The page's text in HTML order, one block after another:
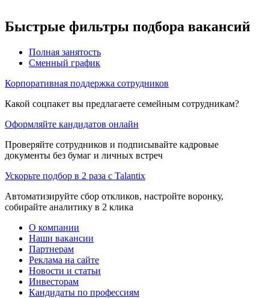
Быстрые фильтры подбора вакансий
Полная занятость
Сменный график
Корпоративная поддержка сотрудников
Какой соцпакет вы предлагаете семейным сотрудникам?
Оформляйте кандидатов онлайн
Проверяйте сотрудников и подписывайте кадровые
документы без бумаг и личных встреч
Ускорьте подбор в 2 раза с Talantix
Автоматизируйте сбор откликов, настройте воронку,
собирайте аналитику в 2 клика
О компании
Наши вакансии
Партнерам
Реклама на сайте
Новости и статьи
Инвесторам
Кандидаты по профессиям